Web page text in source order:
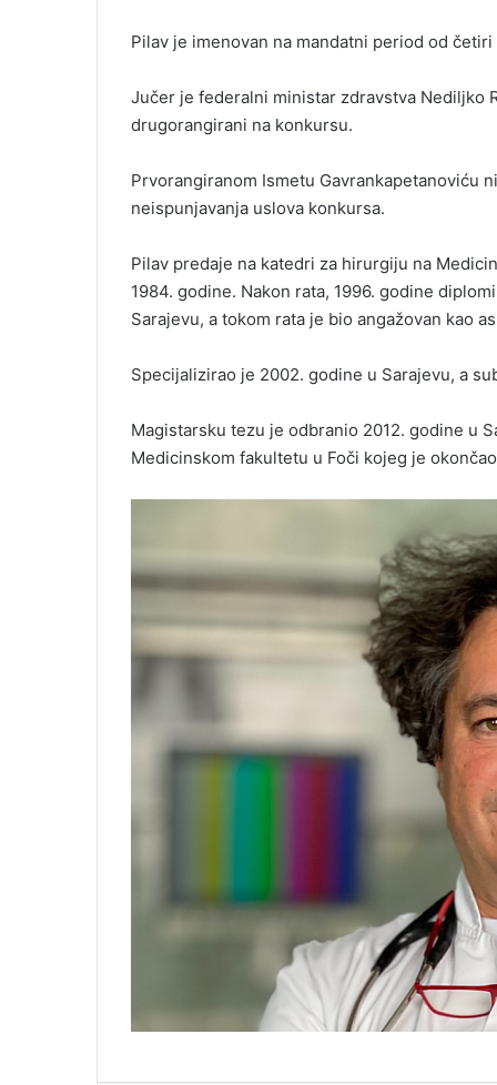
Pilav je imenovan na mandatni period od
Jučer je federalni ministar zdravstva Nediljko
drugorangirani na konkursu.
Prvorangiranom Ismetu Gavrankapetanoviću
neispunjavanja uslova konkursa.
Pilav predaje na katedri za hirurgiju na
1984. godine. Nakon rata, 1996. godine
Sarajevu, a tokom rata je bio angažovan kao
Specijalizirao je 2002. godine u Sarajevu, a
Magistarsku tezu je odbranio 2012. godine u
Medicinskom fakultetu u Foči kojeg je